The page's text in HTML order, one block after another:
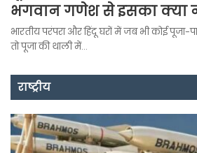
भगवान गणेश से इसका क्या
भारतीय परंपरा और हिंदू घरों में जब भी कोई पूजा-
तो पूजा की थाली में…
राष्ट्रीय